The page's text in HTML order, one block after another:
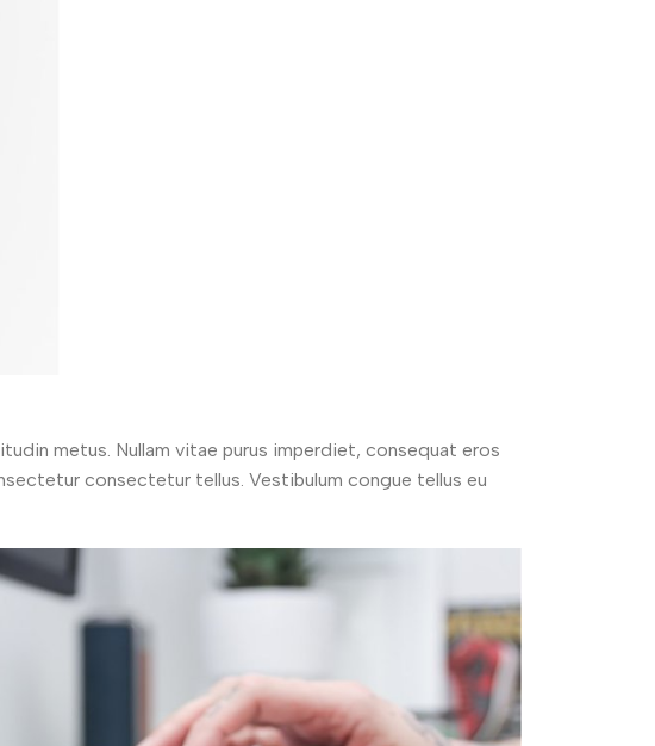
metus. Nullam vitae purus imperdiet, consequat eros
consectetur tellus. Vestibulum congue tellus eu